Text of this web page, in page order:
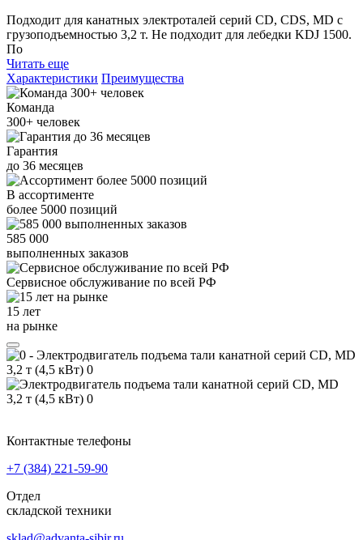
Подходит для канатных электроталей серий CD, CDS, MD с
грузоподъемностью 3,2 т. Не подходит для лебедки KDJ 1500.
По
Читать еще
Характеристики Преимущества
Команда
300+ человек
Гарантия
до 36 месяцев
В ассортименте
более 5000 позиций
585 000
выполненных заказов
Сервисное обслуживание по всей РФ
15 лет
на рынке
Контактные телефоны
+7 (384) 221-59-90
Отдел
складской техники